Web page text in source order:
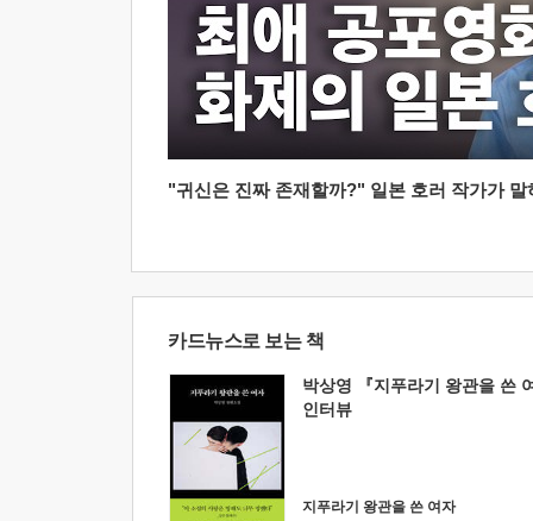
"귀신은 진짜 존재할까?" 일본 호러 작가가
카드뉴스로 보는 책
박상영 『지푸라기 왕관을 쓴
인터뷰
지푸라기 왕관을 쓴 여자